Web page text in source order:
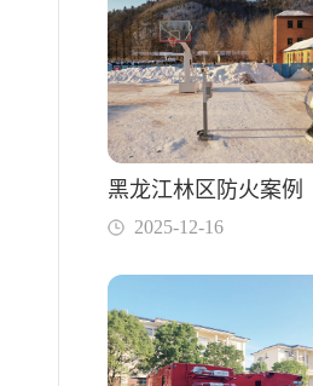
黑龙江林区防火案例
2025-12-16